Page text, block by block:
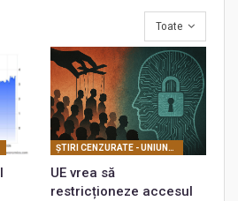
Toate
ŞTIRI CENZURATE - UNIUNEA EUROPEANĂ
UE vrea să
restricționeze accesul